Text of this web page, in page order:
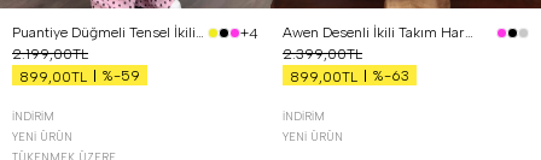
Puantiye Düğmeli Tensel İkili Takım Pembe
+4
2.199,00TL
899,00TL
%-59
İNDIRIM
YENI ÜRÜN
TÜKENMEK ÜZERE
Awen Desenli İkili Takım Hardal
2.399,00TL
899,00TL
%-63
İNDIRIM
YENI ÜRÜN